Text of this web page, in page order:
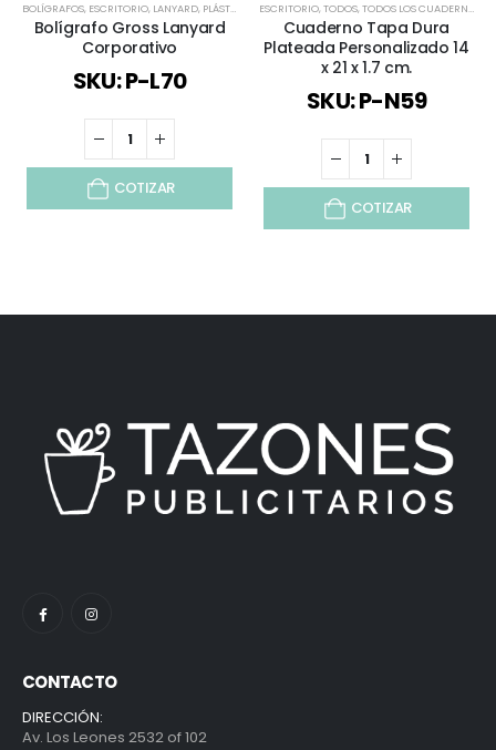
BOLÍGRAFOS, ESCRITORIO, LANYARD, PLÁSTICOS Y MASIVOS ,TODOS
Bolígrafo Gross Lanyard
Corporativo
SKU: P-L70
COTIZAR
ESCRITORIO,TODOS,TODOS LOS CUADERNOS Y LIBRETAS
Cuaderno Tapa Dura
Plateada Personalizado 14
x 21 x 1.7 cm.
SKU: P-N59
COTIZAR
CONTACTO
DIRECCIÓN:
Av. Los Leones 2532 of 102